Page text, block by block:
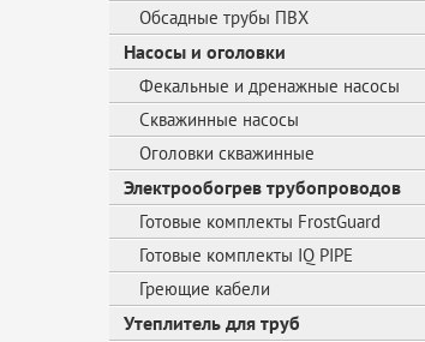
Обсадные трубы ПВХ
Насосы и оголовки
Фекальные и дренажные насосы
Скважинные насосы
Оголовки скважинные
Электрообогрев трубопроводов
Готовые комплекты FrostGuard
Готовые комплекты IQ PIPE
Греющие кабели
Утеплитель для труб